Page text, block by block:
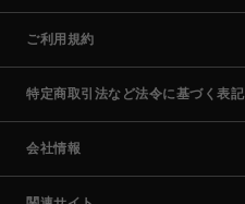
ご利用規約
特定商取引法など法令に基づく表記
会社情報